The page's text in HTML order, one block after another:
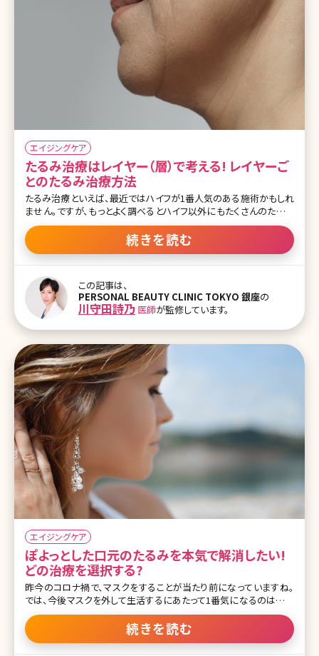
エイジングケア
たるみ治療はレイヤー（層）で考える! レイヤーご
とのたるみ治療方法
たるみ治療といえば、最近ではハイフが1番人気のある施術かもしれ
ません。ですが、もっとよく調べるとハイフ以外にもたくさんのたるみ
治療があることに気がつくと思います。超音波、RF、ヒアルロン
酸……一体自分的にはどれがたるみに効果のある治療なのか、調
べても一般の方が理解するのはとても難しいと思います。 多くの治療
まうのではないでしょうか? 今回はそんなたるみ治療難民の皆さま
に、クリニックではどういった考え方でたるみ治療を提案しているの
か、ドクターはどこを診てたるみ治療をすすめているのか、そのひとつ
の極意をお伝えしていきます。 【監修医師からのワンポイント】たるみ
は年齢とともに進行し、誰しも避けられない変化です。たるみを完全
大きく改善したり予防的な効果が期待でき
続きを読む
この記事は、
PERSONAL BEAUTY CLINIC TOKYO 銀座の
川守田詩乃 医師が監修しています。
エイジングケア
ぽよっとした口元のたるみを本気で解消したい!
どの治療を選択する?
昨今のコロナ禍で、マスクをすることが当たり前になっていますね。
では、今後マスクを外して生活するにあたって1番気になるのは目の
下からフェイスラインまでの中顔面及び下顔面です。特に、ほうれい
線や口元のぽよっとしたたるみで悩まれている方が多いです。ダイエ
ットで改善すると思っても効果がなかったり、そればかりか歳を重ね
続きを読む